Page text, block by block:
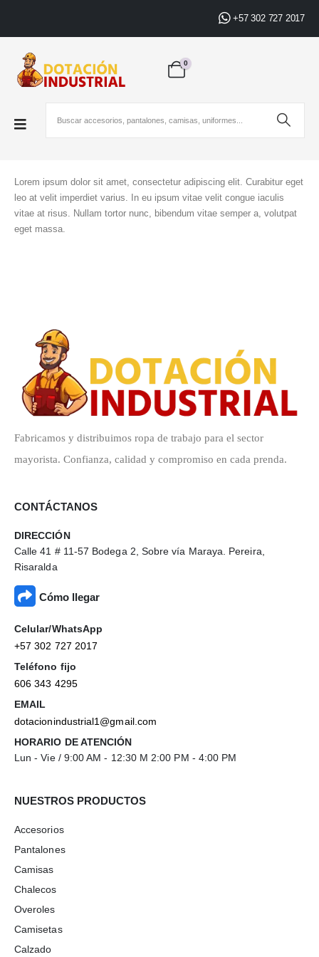
+57 302 727 2017
0
Lorem ipsum dolor sit amet, consectetur adipiscing elit. Curabitur eget
leo at velit imperdiet varius. In eu ipsum vitae velit congue iaculis
vitae at risus. Nullam tortor nunc, bibendum vitae semper a, volutpat
eget massa.
Fabricamos y distribuimos ropa de trabajo para el sector
mayorista. Confianza, calidad y compromiso en cada prenda.
CONTÁCTANOS
DIRECCIÓN
Calle 41 # 11-57 Bodega 2, Sobre vía Maraya. Pereira,
Risaralda
Cómo llegar
Celular/WhatsApp
+57 302 727 2017
Teléfono fijo
606 343 4295
EMAIL
dotacionindustrial1@gmail.com
HORARIO DE ATENCIÓN
Lun - Vie / 9:00 AM - 12:30 M 2:00 PM - 4:00 PM
NUESTROS PRODUCTOS
Accesorios
Pantalones
Camisas
Chalecos
Overoles
Camisetas
Calzado